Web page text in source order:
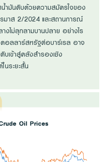
ำมันดิบด้วยความสมัครใจของ
มาส 2/2024 และสถานการณ์
งไม่ลุกลามบานปลาย อย่างไร
อลลาร์สหรัฐต่อบาร์เรล อาจ
เข้าสู่คลังสำรองเชิง
นระยะสั้น